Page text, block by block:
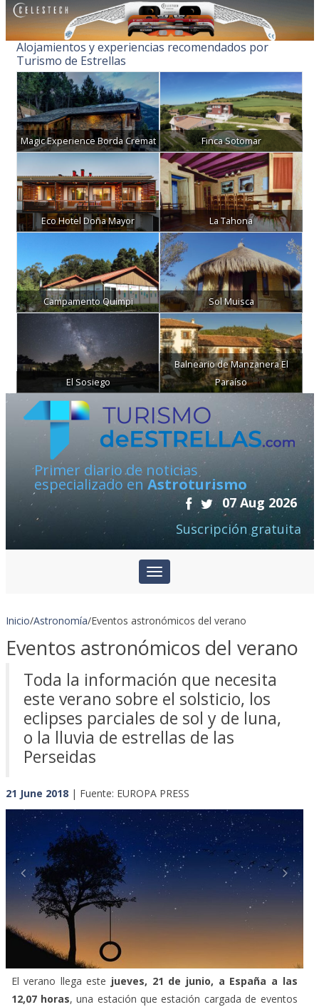
Alojamientos y experiencias recomendados por
Turismo de Estrellas
Magic Experience Borda Cremat Finca Sotomar
Eco Hotel Doña Mayor La Tahona
Campamento Quimpi Sol Muisca
El Sosiego
Balneario de Manzanera El
Paraíso
Primer diario de noticias
especializado en Astroturismo
07 Aug 2026
Suscripción gratuita
Inicio/Astronomía/Eventos astronómicos del verano
Eventos astronómicos del verano
Toda la información que necesita
este verano sobre el solsticio, los
eclipses parciales de sol y de luna,
o la lluvia de estrellas de las
Perseidas
21 June 2018| Fuente: EUROPA PRESS
Previous Next
El verano llega este jueves, 21 de junio, a España a las
12,07 horas, una estación que estación cargada de eventos